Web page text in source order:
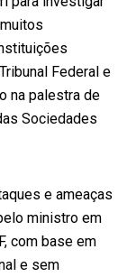
Federal e
na palestra de
Sociedades
e ameaças
ministro em
com base em
e sem